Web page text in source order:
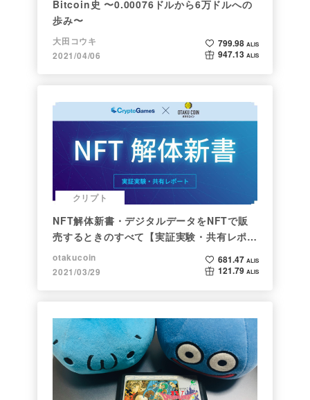
Bitcoin史 〜0.00076ドルから6万ドルへの
歩み〜
大田コウキ
2021/04/06
799.98 ALIS
947.13 ALIS
クリプト
NFT解体新書・デジタルデータをNFTで販
売するときのすべて【実証実験・共有レポー
ト】
otakucoin
2021/03/29
681.47 ALIS
121.79 ALIS